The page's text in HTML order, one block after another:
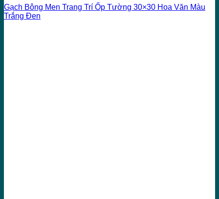
Gạch Bông Men Trang Trí Ốp Tường 30×30 Hoa Văn Màu
Trắng Đen